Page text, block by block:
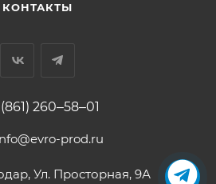
КОНТАКТЫ
260‒58‒01
prod.ru
​Ул. Просторная, 9А